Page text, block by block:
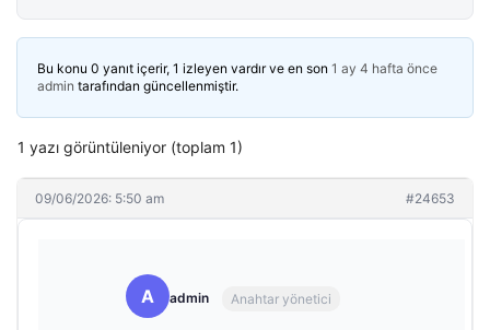
Bu konu 0 yanıt içerir, 1 izleyen vardır ve en son 1 ay 4 hafta önce
admin tarafından güncellenmiştir.
1 yazı görüntüleniyor (toplam 1)
09/06/2026: 5:50 am #24653
A admin Anahtar yönetici